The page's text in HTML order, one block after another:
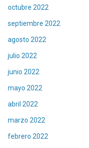
octubre 2022
septiembre 2022
agosto 2022
julio 2022
junio 2022
mayo 2022
abril 2022
marzo 2022
febrero 2022